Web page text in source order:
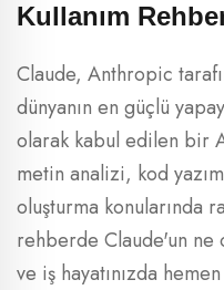
Kullanım
Claude, Anthropic
dünyanın en güçlü
olarak kabul edilen bir
metin analizi, kod
oluşturma konularında
rehberde Claude'un ne
ve iş hayatınızda